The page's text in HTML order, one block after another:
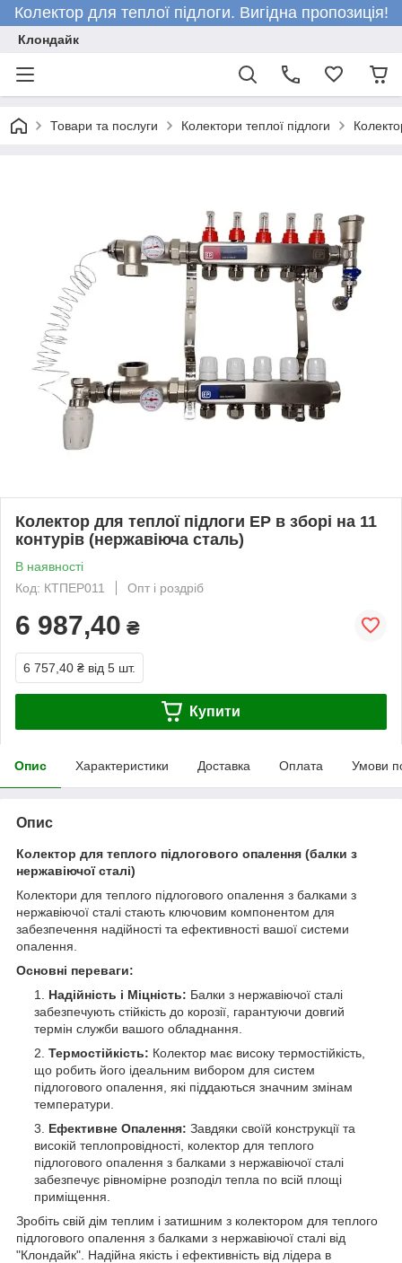
Колектор для теплої підлоги. Вигідна пропозиція!
Клондайк
Товари та послуги Колектори теплої підлоги
Колектор для теплої підлоги EP в зборі на 11
контурів (нержавіюча сталь)
В наявності
Код: КТПЕР011
Опт і роздріб
6 987,40 ₴
6 757,40 ₴ від 5 шт.
Купити
Опис Характеристики Доставка Оплата Умови
Опис
Колектор для теплого підлогового опалення (балки з
нержавіючої сталі)
Колектори для теплого підлогового опалення з балками з
нержавіючої сталі стають ключовим компонентом для
забезпечення надійності та ефективності вашої системи
опалення.
Основні переваги:
Надійність і Міцність: Балки з нержавіючої сталі
забезпечують стійкість до корозії, гарантуючи довгий
термін служби вашого обладнання.
Термостійкість: Колектор має високу термостійкість,
що робить його ідеальним вибором для систем
підлогового опалення, які піддаються значним змінам
температури.
Ефективне Опалення: Завдяки своїй конструкції та
високій теплопровідності, колектор для теплого
підлогового опалення з балками з нержавіючої сталі
забезпечує рівномірне розподіл тепла по всій площі
приміщення.
Зробіть свій дім теплим і затишним з колектором для теплого
підлогового опалення з балками з нержавіючої сталі від
"Клондайк". Надійна якість і ефективність від лідера в